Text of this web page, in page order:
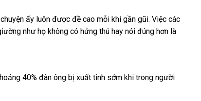
ấy luôn mini
được đề cao mỗi khi gần gũisửa
chữa
. Việc Mỹ
các
như họ không có hứng thú hay nói đúng hơn là
40% đàn ông bị xuất tinh sớm khi trong người